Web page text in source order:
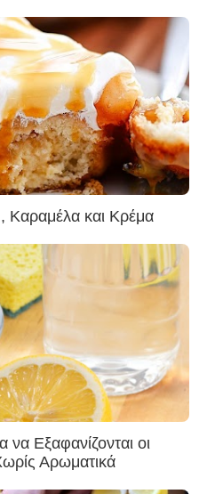
Καραμέλα και Κρέμα
να Εξαφανίζονται οι
Αρωματικά